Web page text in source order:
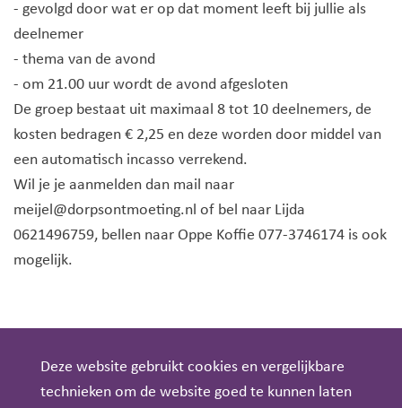
- gevolgd door wat er op dat moment leeft bij jullie als
deelnemer
- thema van de avond
- om 21.00 uur wordt de avond afgesloten
De groep bestaat uit maximaal 8 tot 10 deelnemers, de
kosten bedragen € 2,25 en deze worden door middel van
een automatisch incasso verrekend.
Wil je je aanmelden dan mail naar
meijel@dorpsontmoeting.nl of bel naar Lijda
0621496759, bellen naar Oppe Koffie 077-3746174 is ook
mogelijk.
Deze website gebruikt cookies en vergelijkbare
technieken om de website goed te kunnen laten